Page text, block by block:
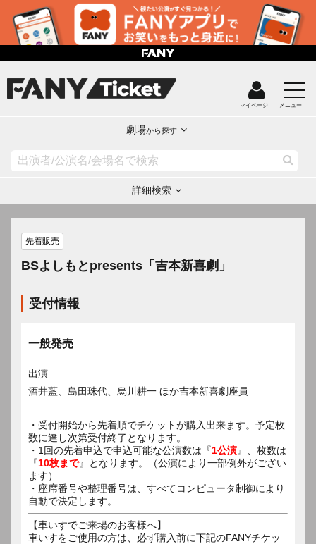
マイページ メニュー
劇場から探す
詳細検索
先着販売
BSよしもとpresents「吉本新喜劇」
受付情報
一般発売
出演
酒井藍、島田珠代、烏川耕一 ほか吉本新喜劇座員
・受付開始から先着順でチケットが購入出来ます。予定枚
数に達し次第受付終了となります。
・1回の先着申込で申込可能な公演数は『1公演』、枚数は
『10枚まで』となります。（公演により一部例外がござい
ます）
・座席番号や整理番号は、すべてコンピュータ制御により
自動で決定します。
【車いすでご来場のお客様へ】
車いすをご使用の方は、必ず購入前に下記のFANYチケッ